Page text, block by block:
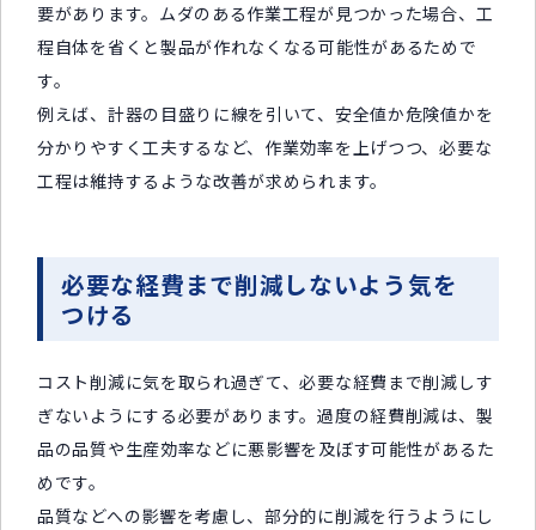
要があります。ムダのある作業工程が見つかった場合、工
程自体を省くと製品が作れなくなる可能性があるためで
す。
例えば、計器の目盛りに線を引いて、安全値か危険値かを
分かりやすく工夫するなど、作業効率を上げつつ、必要な
工程は維持するような改善が求められます。
必要な経費まで削減しないよう気を
つける
コスト削減に気を取られ過ぎて、必要な経費まで削減しす
ぎないようにする必要があります。過度の経費削減は、製
品の品質や生産効率などに悪影響を及ぼす可能性があるた
めです。
品質などへの影響を考慮し、部分的に削減を行うようにし